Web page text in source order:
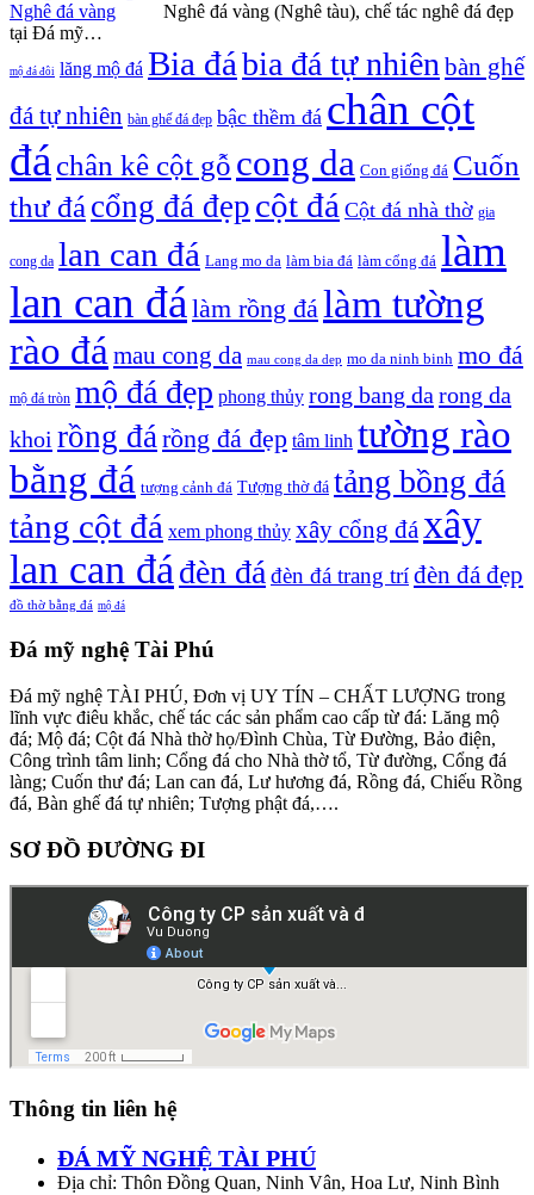
Nghê đá vàng Nghê đá vàng (Nghê tàu), chế tác nghê đá đẹp
tại Đá mỹ…
mộ đá đôi lăng mộ đá Bia đábia đá tự nhiênbàn ghế
đá tự nhiên bàn ghế đá đẹp bậc thềm đá chân cột
đáchân kê cột gỗ cong da Con giống đá Cuốn
thư đácổng đá đẹp cột đá Cột đá nhà thờ gia
cong da lan can đá Lang mo da làm bia đá làm cổng đá làm
lan can đálàm rồng đálàm tường
rào đámau cong da mau cong da dep mo da ninh binh mo đá
mộ đá tròn mộ đá đẹp phong thủy rong bang darong da
khoi rồng đárồng đá đẹp tâm linh tường rào
bằng đá tượng cảnh đá Tượng thờ đá tảng bồng đá
tảng cột đá xem phong thủy xây cổng đáxây
lan can đáđèn đáđèn đá trang tríđèn đá đẹp
đồ thờ bằng đá mộ đá
Đá mỹ nghệ Tài Phú
Đá mỹ nghệ TÀI PHÚ, Đơn vị UY TÍN – CHẤT LƯỢNG trong
lĩnh vực điêu khắc, chế tác các sản phẩm cao cấp từ đá: Lăng mộ
đá; Mộ đá; Cột đá Nhà thờ họ/Đình Chùa, Từ Đường, Bảo điện,
Công trình tâm linh; Cổng đá cho Nhà thờ tổ, Từ đường, Cổng đá
làng; Cuốn thư đá; Lan can đá, Lư hương đá, Rồng đá, Chiếu Rồng
đá, Bàn ghế đá tự nhiên; Tượng phật đá,….
SƠ ĐỒ ĐƯỜNG ĐI
Thông tin liên hệ
ĐÁ MỸ NGHỆ TÀI PHÚ
Địa chỉ: Thôn Đồng Quan, Ninh Vân, Hoa Lư, Ninh Bình